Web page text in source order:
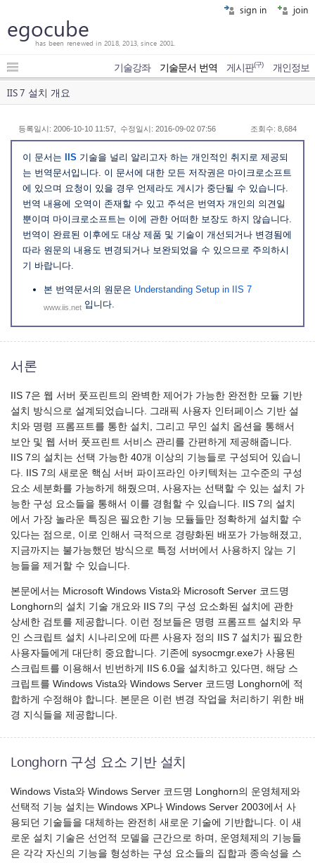
sign in join
egocube
has been renewed in 2018, 2013, since 2001.
기술강좌 기술문서 번역 게시판(구) 개인정보
IIS 7 설치 개요
등록일시: 2006-10-10 11:57, 수정일시: 2016-09-02 07:56 조회수: 8,684
이 문서는 IIS 기술을 널리 알리고자 하는 개인적인 취지로 제공되
는 번역문서입니다. 이 문서에 대한 모든 저작권은 마이크로소프트
에 있으며 요청이 있을 경우 언제라도 게시가 중단될 수 있습니다.
번역 내용에 오역이 존재할 수 있고 주석은 번역자 개인의 의견일
뿐이며 마이크로소프트는 이에 관한 어떠한 보장도 하지 않습니다.
번역이 완료된 이후에도 대상 제품 및 기술이 개선되거나 변경됨에
따라 원문의 내용도 변경되거나 보완되었을 수 있으므로 주의하시
기 바랍니다.
본 번역문서의 원문은 Understanding Setup in IIS 7
www.iis.net 입니다.
서론
IIS 7은 웹 서버 풋프린트의 완벽한 제어가 가능한 완전한 모듈 기반
설치 방식으로 설계되었습니다. 그래픽 사용자 인터페이스 기반 설
치와 명령 프롬프트를 통한 설치, 그리고 무인 설치 옵션을 통해서
보안 및 웹 서버 풋프린트 서비스 관리를 간편하게 제공해줍니다.
IIS 7의 설치는 선택 가능한 40개 이상의 기능들로 구성되어 있습니
다. IIS 7의 새로운 핵심 서버 파이프라인 아키텍처는 고수준의 구성
요소 세분화를 가능하게 해줬으며, 사용자는 선택할 수 있는 설치 가
능한 구성 요소들을 통해서 이를 경험할 수 있습니다. IIS 7의 설치
에서 가장 놀라운 특징은 필요한 기능 모듈들만 정확하게 설치할 수
있다는 점으로, 이로 인해서 극적으로 경량화된 배포가 가능해졌고,
지금까지는 불가능했던 방식으로 특정 서버에서 사용하지 않는 기
능들을 제거할 수 있습니다.
본문에서는 Microsoft Windows Vista와 Microsoft Server 코드명
Longhorn의 설치 기술 개요와 IIS 7의 구성 요소화된 설치에 관한
상세한 검토를 제공합니다. 이런 정보들은 명령 프롬프트 설치와 무
인 스크립트 설치 시나리오에 따른 사용자 정의 IIS 7 설치가 필요한
사용자들에게 대단히 중요합니다. 기존에 sysocmgr.exe가 사용된
스크립트를 이용해서 빈번하게 IIS 6.0을 설치하고 있다면, 해당 스
크립트를 Windows Vista와 Windows Server 코드명 Longhorn에 적
합하게 수정해야 합니다. 본문은 이런 변경 작업을 처리하기 위한 배
경 지식들을 제공합니다.
Longhorn 구성 요소 기반 설치
Windows Vista와 Windows Server 코드명 Longhorn의 운영체제와
선택적 기능 설치는 Windows XP나 Windows Server 2003에서 사
용되던 기술들을 대체하는 완전히 새로운 기술에 기반합니다. 이 새
로운 설치 기술은 선언적 모델을 근간으로 하며, 운영체제의 기능들
은 각각 자신의 기능을 형성하는 구성 요소들의 집합과 종속성을 스